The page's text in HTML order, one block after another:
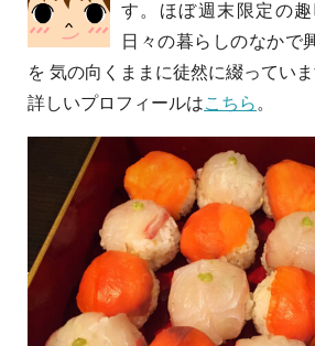
す。ほぼ週末限定の
日々の暮らしのなかで
を 気の向くままに徒然に綴っていま
詳しいプロフィールはこちら 。